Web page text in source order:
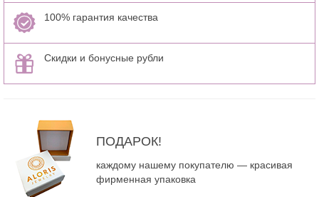
100% гарантия качества
Скидки и бонусные рубли
ПОДАРОК!
каждому нашему покупателю — красивая
фирменная упаковка